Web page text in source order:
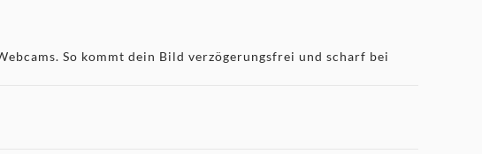
So kommt dein Bild verzögerungsfrei und scharf bei